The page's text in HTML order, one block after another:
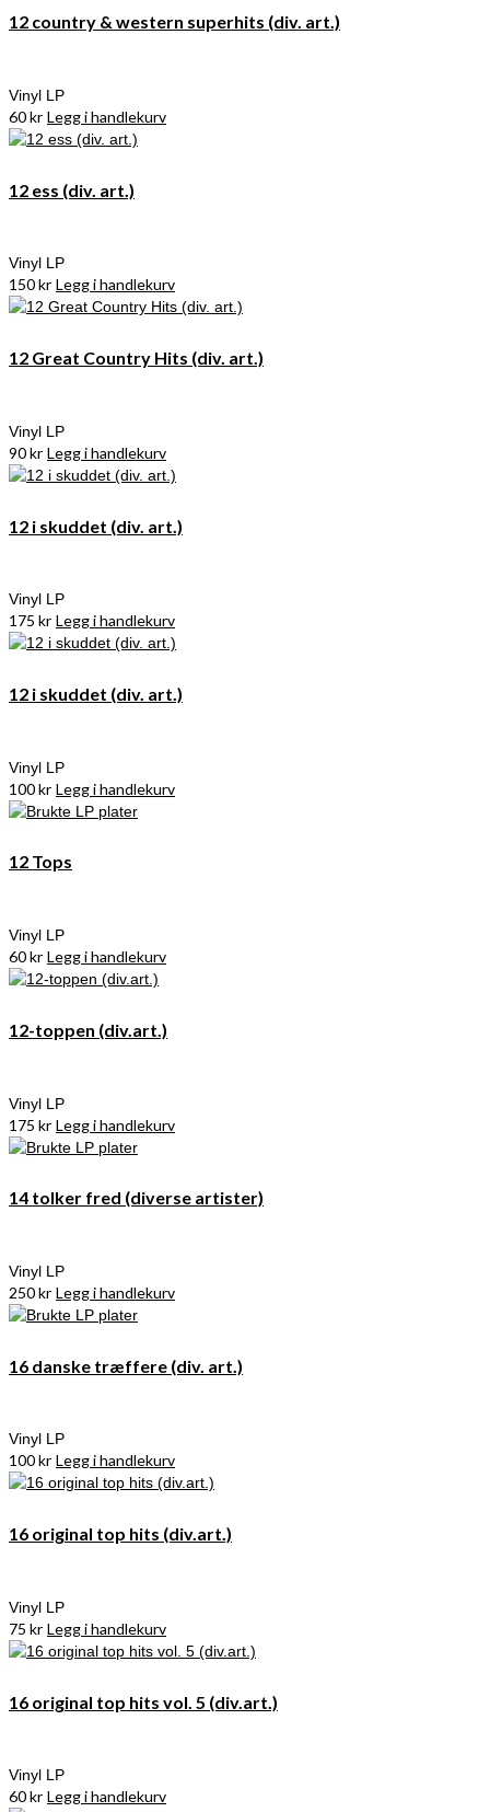
12 country & western superhits (div. art.)
Vinyl LP
60kr Legg i handlekurv
12 ess (div. art.)
Vinyl LP
150kr Legg i handlekurv
12 Great Country Hits (div. art.)
Vinyl LP
90kr Legg i handlekurv
12 i skuddet (div. art.)
Vinyl LP
175 kr Legg i handlekurv
12 i skuddet (div. art.)
Vinyl LP
100kr Legg i handlekurv
12 Tops
Vinyl LP
60kr Legg i handlekurv
12-toppen (div.art.)
Vinyl LP
175 kr Legg i handlekurv
14 tolker fred (diverse artister)
Vinyl LP
250kr Legg i handlekurv
16 danske træffere (div. art.)
Vinyl LP
100kr Legg i handlekurv
16 original top hits (div.art.)
Vinyl LP
75 kr Legg i handlekurv
16 original top hits vol. 5 (div.art.)
Vinyl LP
60kr Legg i handlekurv